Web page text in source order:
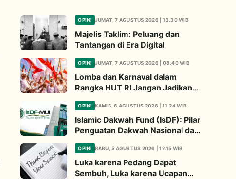
OPINI JUMAT, 7 AGUSTUS 2026 | 13.30 WIB
Majelis Taklim: Peluang dan
Tantangan di Era Digital
OPINI JUMAT, 7 AGUSTUS 2026 | 08.40 WIB
Lomba dan Karnaval dalam
Rangka HUT RI Jangan Jadikan
Ajang Judi dan Kampanye LGBT
OPINI KAMIS, 6 AGUSTUS 2026 | 11.24 WIB
Islamic Dakwah Fund (IsDF): Pilar
Penguatan Dakwah Nasional dan
Jembatan Kepedulian Umat
Global
OPINI RABU, 5 AGUSTUS 2026 | 12.15 WIB
Luka karena Pedang Dapat
Sembuh, Luka karena Ucapan